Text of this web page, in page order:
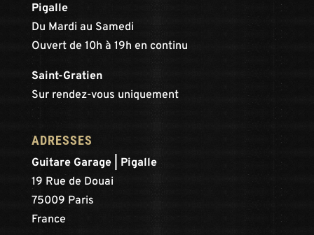
Pigalle
Du Mardi au Samedi
Ouvert de 10h à 19h en continu
Saint-Gratien
Sur rendez-vous uniquement
ADRESSES
Guitare Garage | Pigalle
19 Rue de Douai
75009 Paris
France